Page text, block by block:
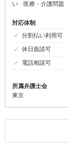
い
医療・介護問題
対応体制
分割払い利用可
休日面談可
電話相談可
所属弁護士会
東京